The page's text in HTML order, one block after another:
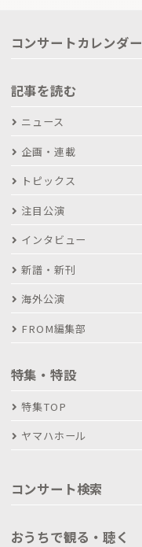
コンサートカレンダー
記事を読む
ニュース
企画・連載
トピックス
注目公演
インタビュー
新譜・新刊
海外公演
FROM編集部
特集・特設
特集TOP
ヤマハホール
コンサート検索
おうちで観る・聴く